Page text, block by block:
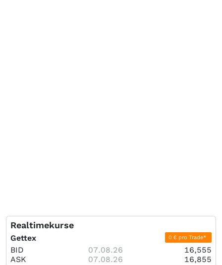
Realtimekurse
Gettex 0 € pro Trade*
BID 07.08.26
16,555
ASK
07.08.26 16,855